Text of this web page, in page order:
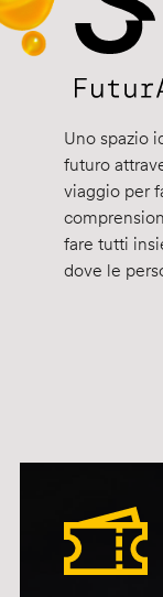
Uno spazio
futuro
viaggio per
fare tutti
dove le